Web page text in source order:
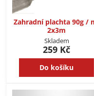
Zahradní plachta 90g /
2x3m
Skladem
259 Kč
Do košíku